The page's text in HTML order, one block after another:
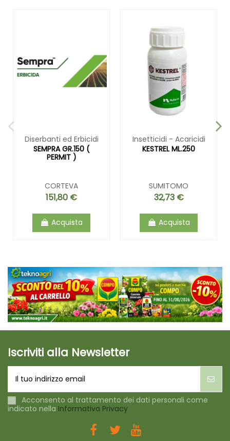
Diserbanti ed Erbicidi
SEMPRA GR.150 (
PERMIT )
CORTEVA
151,80 €
Acquista
Insetticidi - Acaricidi
KESTREL ML.250
SUMITOMO
32,73 €
Acquista
Iscriviti alla Newsletter
Acconsento al trattamento dei dati personali come
indicato nella Informativa Privacy